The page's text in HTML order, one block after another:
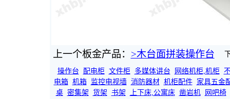
上一个板金产品： >木台面拼装操作台
操作台 配电柜 文件柜 多媒体讲台 网络机柜,机柜
电箱 机箱 监控电视墙 消防器材 机柜配件
家具五金
桌 密集架 货架 书架 上下床,公寓床 凿岩机
网吧椅